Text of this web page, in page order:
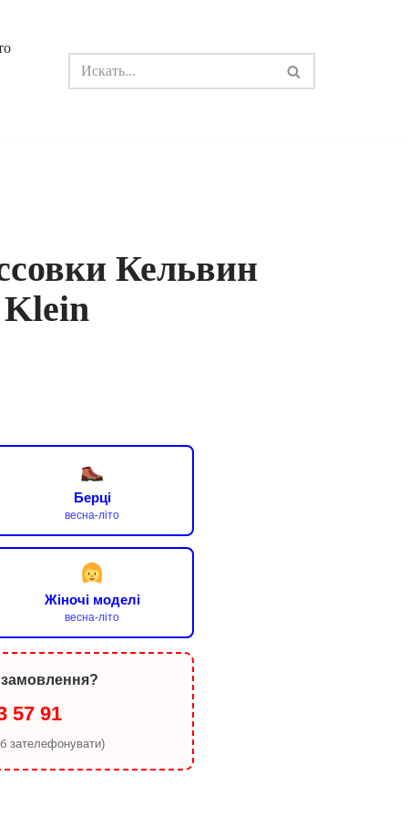
Кельвин
Берці
весна-літо
Жіночі моделі
весна-літо
57 91
зателефонувати)